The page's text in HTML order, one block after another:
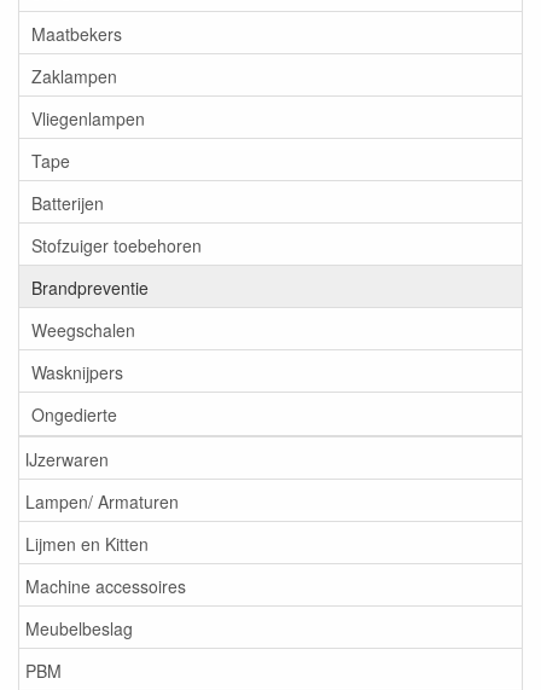
Maatbekers
Zaklampen
Vliegenlampen
Tape
Batterijen
Stofzuiger toebehoren
Brandpreventie
Weegschalen
Wasknijpers
Ongedierte
IJzerwaren
Lampen/ Armaturen
Lijmen en Kitten
Machine accessoires
Meubelbeslag
PBM